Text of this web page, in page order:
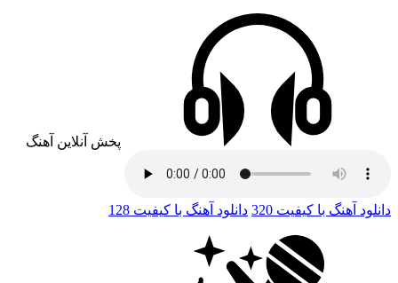
پخش آنلاین آهنگ
دانلود آهنگ با کیفیت 320 دانلود آهنگ با کیفیت 128